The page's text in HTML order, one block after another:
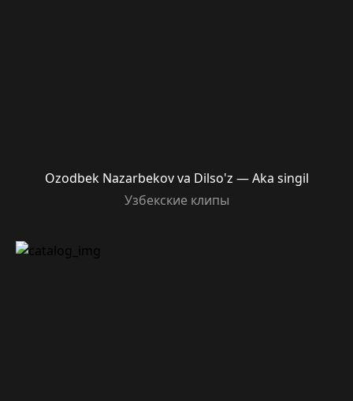
Ozodbek Nazarbekov va Dilso'z — Aka singil
Узбекские клипы